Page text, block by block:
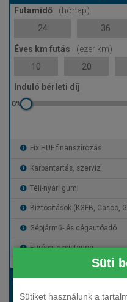
Süti
Sütiket használunk a
Futamidő
(hónap)
24
36
Éves km futás
(ezer km)
10
20
Induló bérleti díj
Fix HUF finanszírozás
Karbantartás, szerviz
Téli-nyári gumi
Biztosítások (KGFB, Casco,
Gépjármű- és cégautóadó
Európai assistance
Bérleti díj: